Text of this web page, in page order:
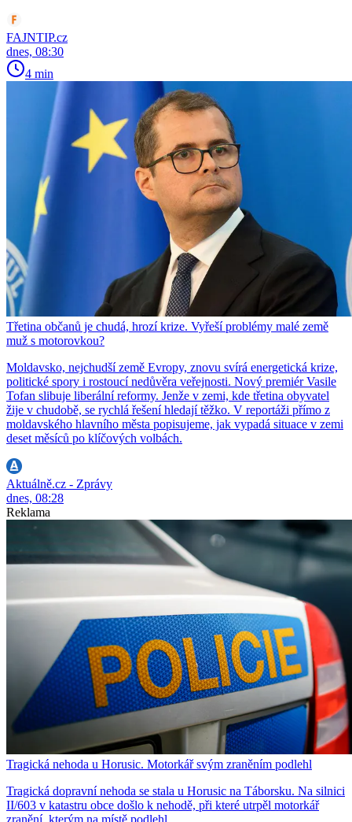
FAJNTIP.cz
dnes, 08:30
4 min
Třetina občanů je chudá, hrozí krize. Vyřeší problémy malé země
muž s motorovkou?
Moldavsko, nejchudší země Evropy, znovu svírá energetická krize,
politické spory i rostoucí nedůvěra veřejnosti. Nový premiér Vasile
Tofan slibuje liberální reformy. Jenže v zemi, kde třetina obyvatel
žije v chudobě, se rychlá řešení hledají těžko. V reportáži přímo z
moldavského hlavního města popisujeme, jak vypadá situace v zemi
deset měsíců po klíčových volbách.
Aktuálně.cz - Zprávy
dnes, 08:28
Reklama
Tragická nehoda u Horusic. Motorkář svým zraněním podlehl
Tragická dopravní nehoda se stala u Horusic na Táborsku. Na silnici
II/603 v katastru obce došlo k nehodě, při které utrpěl motorkář